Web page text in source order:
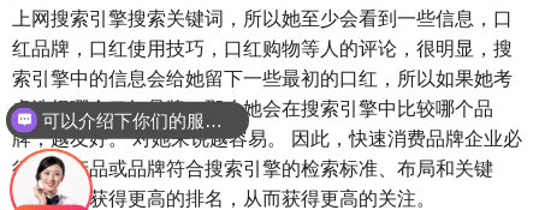
上网搜索引擎搜索关键词，所以她至少会看到一些信息，口
红品牌，口红使用技巧，口红购物等人的评论，很明显，搜
索引擎中的信息会给她留下一些最初的口红，所以如果她考
虑选择哪个口红品牌，那么她会在搜索引擎中比较哪个品
牌，越友好。 对她来说越容易。 因此，快速消费品牌企业必
须使其产品或品牌符合搜索引擎的检索标准、布局和关键
词，从而获得更高的排名，从而获得更高的关注。